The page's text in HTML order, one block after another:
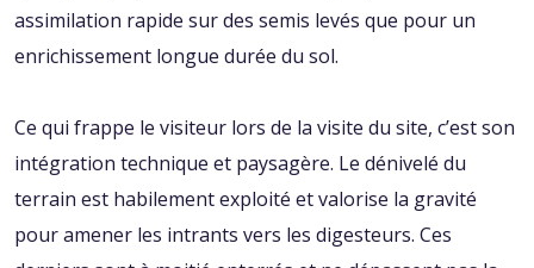
assimilation rapide sur des semis levés que pour un
enrichissement longue durée du sol.
Ce qui frappe le visiteur lors de la visite du site, c’est son
intégration technique et paysagère. Le dénivelé du
terrain est habilement exploité et valorise la gravité
pour amener les intrants vers les digesteurs. Ces